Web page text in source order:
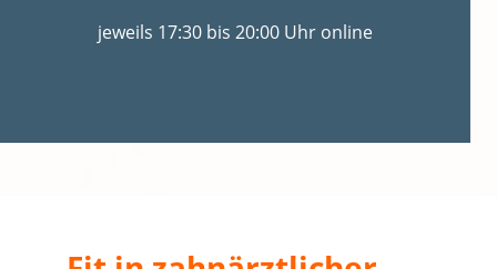
jeweils 17:30 bis 20:00 Uhr online